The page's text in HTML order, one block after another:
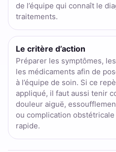
de l’équipe qui connaît le
traitements.
Le critère d’action
Préparer les symptômes,
les médicaments afin de
à l’équipe de soin. Si ce
appliqué, il faut aussi tenir
douleur aiguë,
ou complication
rapide.